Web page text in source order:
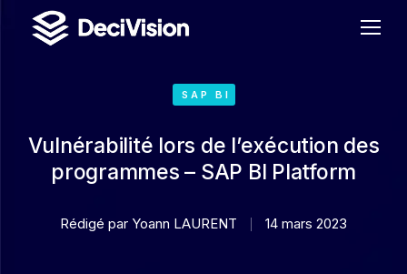
SAP BI
Vulnérabilité lors de l’exécution des
programmes – SAP BI Platform
Rédigé par Yoann LAURENT 14 mars 2023